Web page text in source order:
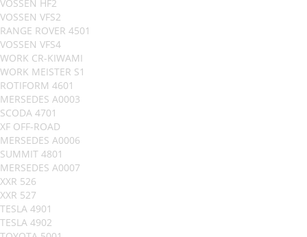
VOSSEN HF2
VOSSEN VFS2
RANGE ROVER 4501
VOSSEN VFS4
WORK CR-KIWAMI
WORK MEISTER S1
ROTIFORM 4601
MERSEDES A0003
SCODA 4701
XF OFF-ROAD
MERSEDES A0006
SUMMIT 4801
MERSEDES A0007
XXR 526
XXR 527
TESLA 4901
TESLA 4902